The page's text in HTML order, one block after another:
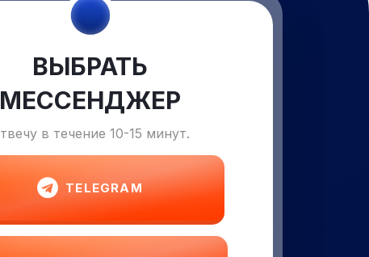
TELEGRAM
ВЫБРАТЬ
МЕССЕНДЖЕР
в течение 10-15 минут.